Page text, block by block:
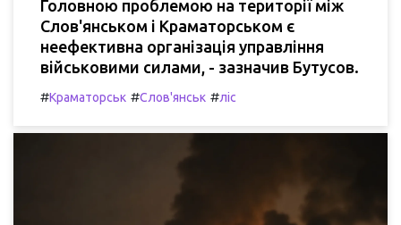
Головною проблемою на території між
Слов'янськом і Краматорськом є
неефективна організація управління
військовими силами, - зазначив Бутусов.
#Краматорськ #Слов'янськ #ліс